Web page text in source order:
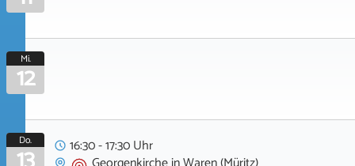
Mi.
12
Do.
16:30 - 17:30 Uhr